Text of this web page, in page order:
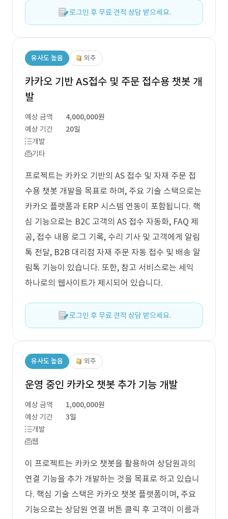
로그인 후 무료 견적 상담 받으세요.
유사도 높음 외주
카카오 기반 AS접수 및 주문 접수용 챗봇 개
발
예상 금액
4,000,000원
예상 기간
20일
개발
기타
프로젝트는 카카오 기반의 AS 접수 및 자재 주문 접
수용 챗봇 개발을 목표로 하며, 주요 기술 스택으로는
카카오 플랫폼과 ERP 시스템 연동이 포함됩니다. 핵
심 기능으로는 B2C 고객의 AS 접수 자동화, FAQ 제
공, 접수 내용 로그 기록, 수리 기사 및 고객에게 알림
톡 전달, B2B 대리점 자재 주문 자동 접수 및 배송 알
림톡 기능이 있습니다. 또한, 참고 서비스로는 세익
하나로의 웹사이트가 제시되어 있습니다.
로그인 후 무료 견적 상담 받으세요.
유사도 높음 외주
운영 중인 카카오 챗봇 추가 기능 개발
예상 금액
1,000,000원
예상 기간
3일
개발
웹
이 프로젝트는 카카오 챗봇을 활용하여 상담원과의
연결 기능을 추가 개발하는 것을 목표로 하고 있습니
다. 핵심 기술 스택은 카카오 챗봇 플랫폼이며, 주요
기능으로는 상담원 연결 버튼 클릭 후 고객이 이름과